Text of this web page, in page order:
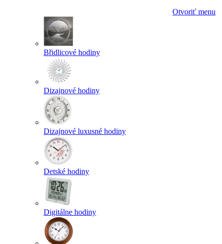
Otvoriť menu
Břidlicové hodiny
Dizajnové hodiny
Dizajnové luxusné hodiny
Detské hodiny
Digitálne hodiny